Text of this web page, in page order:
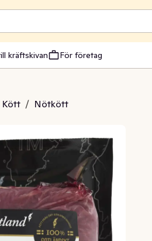
kräftskivan För företag
Kött / Nötkött